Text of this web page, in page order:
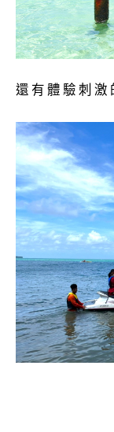
還有體驗刺激